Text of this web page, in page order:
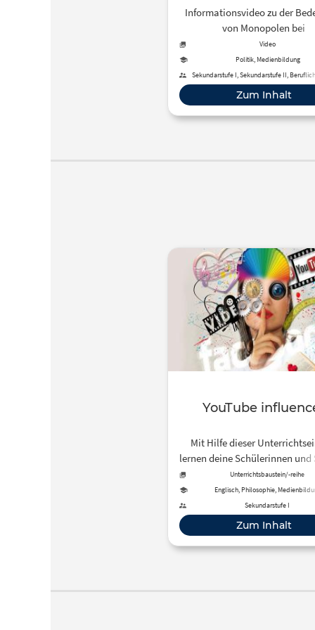
Informationsvideo zu der
von Monopolen bei
Internetdienstleistungen
Video
Politik, Medienbildung
Sekundarstufe I, Sekundarstufe II,
Zum Inhalt
YouTube
Mit Hilfe dieser
lernen deine Schülerinnen und
YouTube „influencer“
hinterfragen und deren
differenziert zu
Unterrichtsbaustein/-reihe
Englisch, Philosophie,
Sekundarstufe I
Zum Inhalt